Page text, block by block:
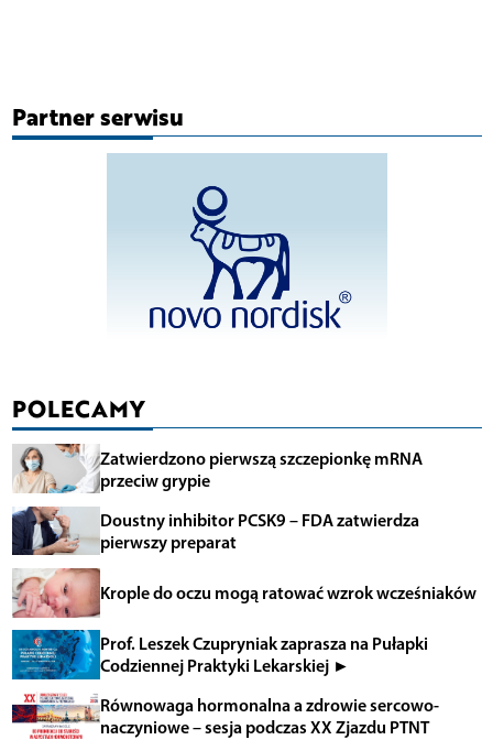
Partner serwisu
POLECAMY
Zatwierdzono pierwszą szczepionkę mRNA
przeciw grypie
Doustny inhibitor PCSK9 – FDA zatwierdza
pierwszy preparat
Krople do oczu mogą ratować wzrok wcześniaków
Prof. Leszek Czupryniak zaprasza na Pułapki
Codziennej Praktyki Lekarskiej ►
Równowaga hormonalna a zdrowie sercowo-
naczyniowe – sesja podczas XX Zjazdu PTNT